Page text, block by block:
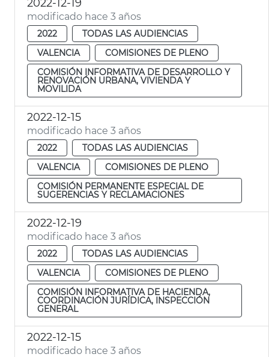
2022-12-19
modificado hace 3 años
2022
TODAS LAS AUDIENCIAS
VALENCIA
COMISIONES DE PLENO
COMISIÓN INFORMATIVA DE DESARROLLO Y
RENOVACIÓN URBANA, VIVIENDA Y
MOVILIDA
2022-12-15
modificado hace 3 años
2022
TODAS LAS AUDIENCIAS
VALENCIA
COMISIONES DE PLENO
COMISIÓN PERMANENTE ESPECIAL DE
SUGERENCIAS Y RECLAMACIONES
2022-12-19
modificado hace 3 años
2022
TODAS LAS AUDIENCIAS
VALENCIA
COMISIONES DE PLENO
COMISIÓN INFORMATIVA DE HACIENDA,
COORDINACIÓN JURÍDICA, INSPECCIÓN
GENERAL
2022-12-15
modificado hace 3 años